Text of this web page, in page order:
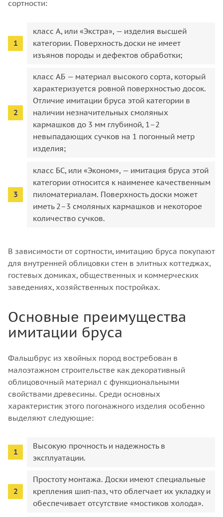
сортности:
класс А, или «Экстра», — изделия высшей
категории. Поверхность доски не имеет
изъянов породы и дефектов обработки;
класс АБ — материал высокого сорта, который
характеризуется ровной поверхностью досок.
Отличие имитации бруса этой категории в
наличии незначительных смоляных
кармашков до 3 мм глубиной, 1–2
невыпадающих сучков на 1 погонный метр
изделия;
класс БС, или «Эконом», — имитация бруса этой
категории относится к наименее качественным
пиломатериалам. Поверхность доски может
иметь 2–3 смоляных кармашков и некоторое
количество сучков.
В зависимости от сортности, имитацию бруса покупают
для внутренней облицовки стен в элитных коттеджах,
гостевых домиках, общественных и коммерческих
заведениях, хозяйственных постройках.
Основные преимущества
имитации бруса
Фальшбрус из хвойных пород востребован в
малоэтажном строительстве как декоративный
облицовочный материал с функциональными
свойствами древесины. Среди основных
характеристик этого погонажного изделия особенно
выделяют следующие:
Высокую прочность и надежность в
эксплуатации.
Простоту монтажа. Доски имеют специальные
крепления шип-паз, что облегчает их укладку и
обеспечивает отсутствие «мостиков холода».